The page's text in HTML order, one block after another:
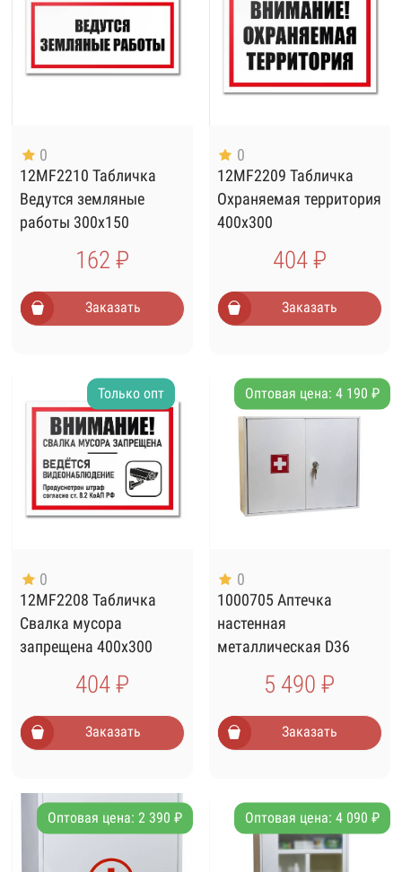
0
12MF2210 Табличка
Ведутся земляные
работы 300х150
162 ₽
Заказать
0
12MF2209 Табличка
Охраняемая территория
400х300
404 ₽
Заказать
Только опт
0
12MF2208 Табличка
Свалка мусора
запрещена 400х300
404 ₽
Заказать
Оптовая цена: 4 190 ₽
0
1000705 Аптечка
настенная
металлическая D36
5 490 ₽
Заказать
Оптовая цена: 2 390 ₽ Оптовая цена: 4 090 ₽